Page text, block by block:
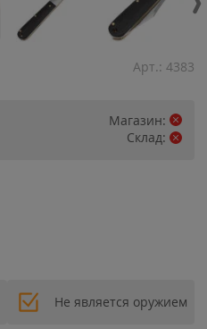
Арт.: 4383
Магазин:
Склад:
Не является оружием